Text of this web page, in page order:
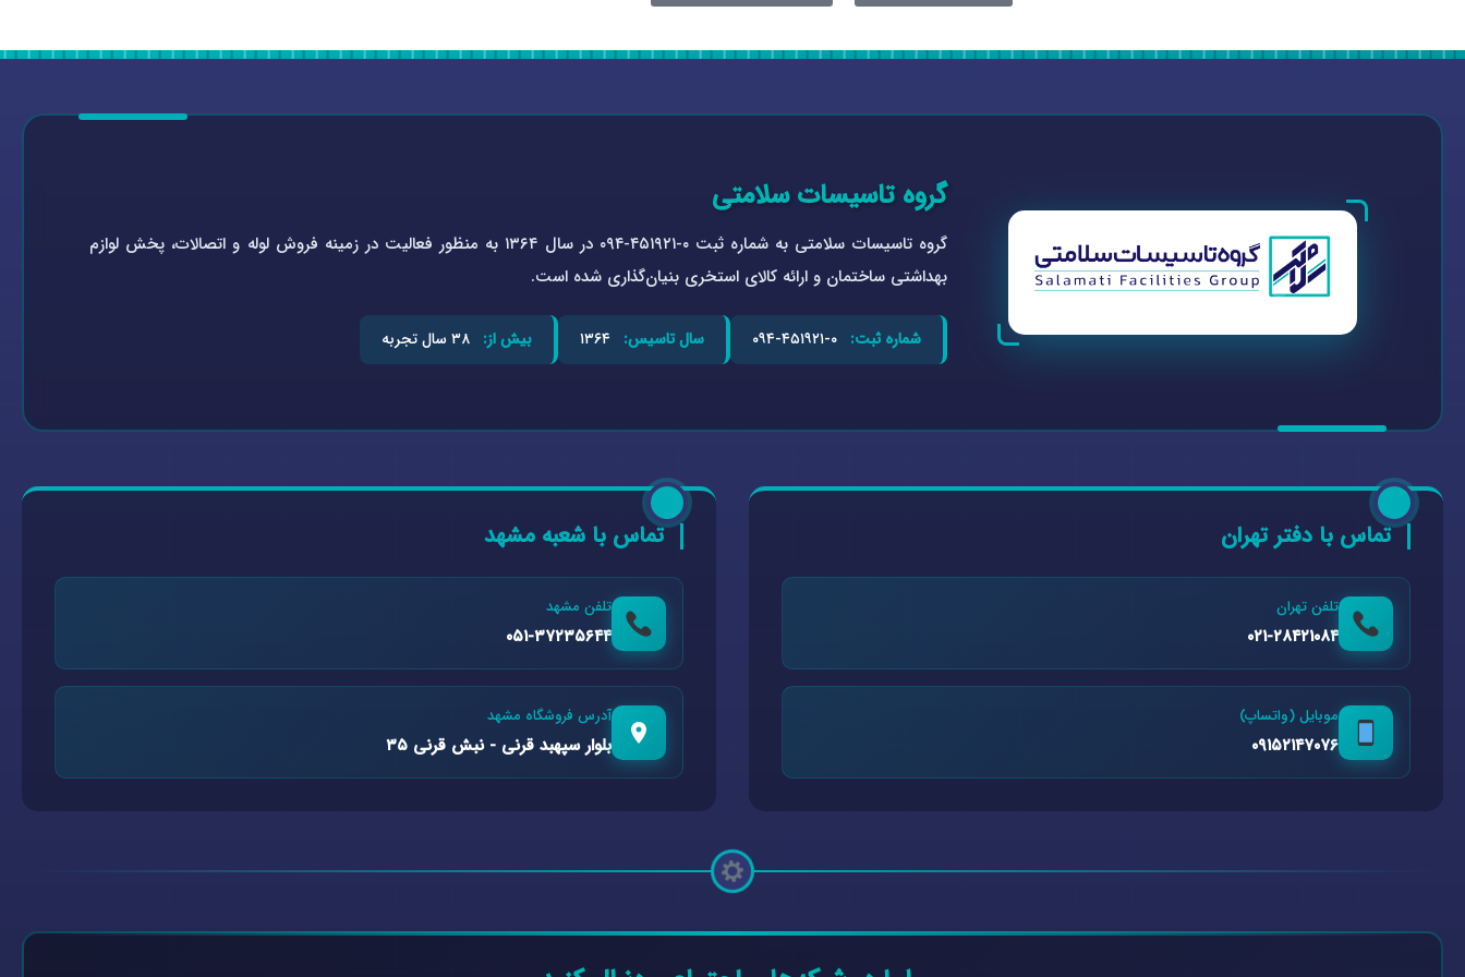
گروه تاسیسات سلامتی
گروه تاسیسات سلامتی به شماره ثبت ۰-۴۵۱۹۲۱-۰۹۴ در سال ۱۳۶۴ به منظور فعالیت در زمینه فروش لوله و اتصالات، پخش لوازم
بهداشتی ساختمان و ارائه کالای استخری بنیان‌گذاری شده است.
شماره ثبت: ۰-۴۵۱۹۲۱-۰۹۴ سال تاسیس: بیش از: ۳۸ سال تجربه
تماس با دفتر تهران
تلفن تهران
۰۲۱-۲۸۴۲۱۰۸۴
موبایل (واتساپ)
۰۹۱۵۲۱۴۷۰۷۶
تماس با شعبه مشهد
تلفن مشهد
۰۵۱-۳۷۲۳۵۶۴۴
آدرس فروشگاه مشهد
بلوار سپهبد قرنی - نبش قرنی ۳۵